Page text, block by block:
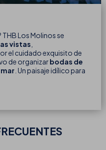
Los Molinos se
vistas
el cuidado exquisito de
de organizarbodas de
. Un paisaje idílico para